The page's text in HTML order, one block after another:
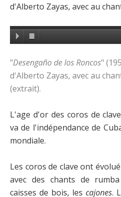
d'Alberto Zayas, avec au
"Desengaño de los Roncos"
d'Alberto Zayas, avec au
(extrait).
L'age d'or des coros de
va de l'indépendance de
mondiale.
Les coros de clave ont
avec des chants de
caisses de bois, les cajones.